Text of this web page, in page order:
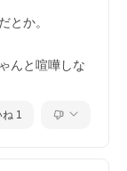
とか。
んと喧嘩しな
ね 1